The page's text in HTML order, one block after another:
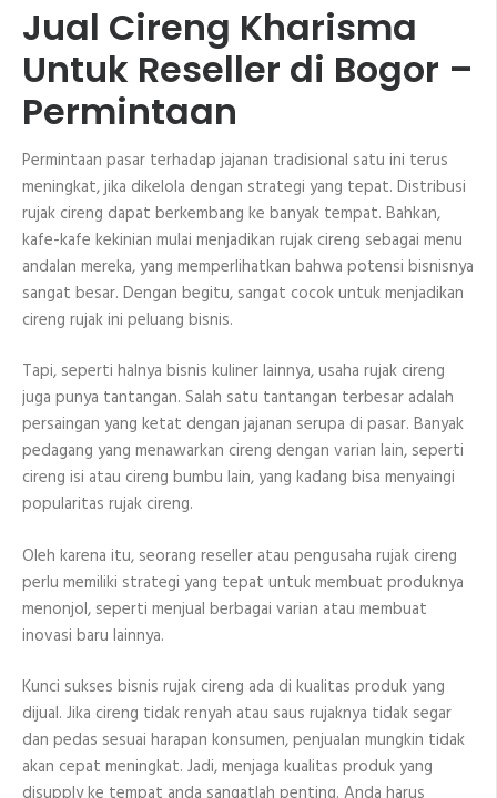
Jual Cireng Kharisma
Untuk Reseller di Bogor –
Permintaan
Permintaan pasar terhadap jajanan tradisional satu ini terus
meningkat, jika dikelola dengan strategi yang tepat. Distribusi
rujak cireng dapat berkembang ke banyak tempat. Bahkan,
kafe-kafe kekinian mulai menjadikan rujak cireng sebagai menu
andalan mereka, yang memperlihatkan bahwa potensi bisnisnya
sangat besar. Dengan begitu, sangat cocok untuk menjadikan
cireng rujak ini peluang bisnis.
Tapi, seperti halnya bisnis kuliner lainnya, usaha rujak cireng
juga punya tantangan. Salah satu tantangan terbesar adalah
persaingan yang ketat dengan jajanan serupa di pasar. Banyak
pedagang yang menawarkan cireng dengan varian lain, seperti
cireng isi atau cireng bumbu lain, yang kadang bisa menyaingi
popularitas rujak cireng.
Oleh karena itu, seorang reseller atau pengusaha rujak cireng
perlu memiliki strategi yang tepat untuk membuat produknya
menonjol, seperti menjual berbagai varian atau membuat
inovasi baru lainnya.
Kunci sukses bisnis rujak cireng ada di kualitas produk yang
dijual. Jika cireng tidak renyah atau saus rujaknya tidak segar
dan pedas sesuai harapan konsumen, penjualan mungkin tidak
akan cepat meningkat. Jadi, menjaga kualitas produk yang